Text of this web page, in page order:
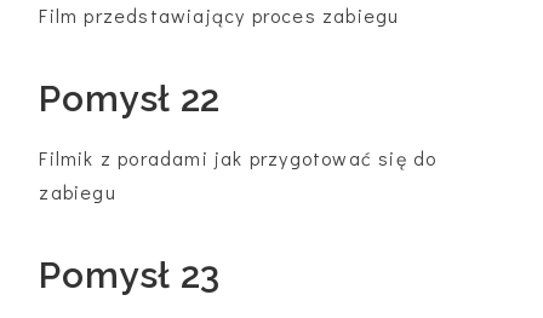
Film przedstawiający proces zabiegu
Pomysł 22
Filmik z poradami jak przygotować się do
zabiegu
Pomysł 23